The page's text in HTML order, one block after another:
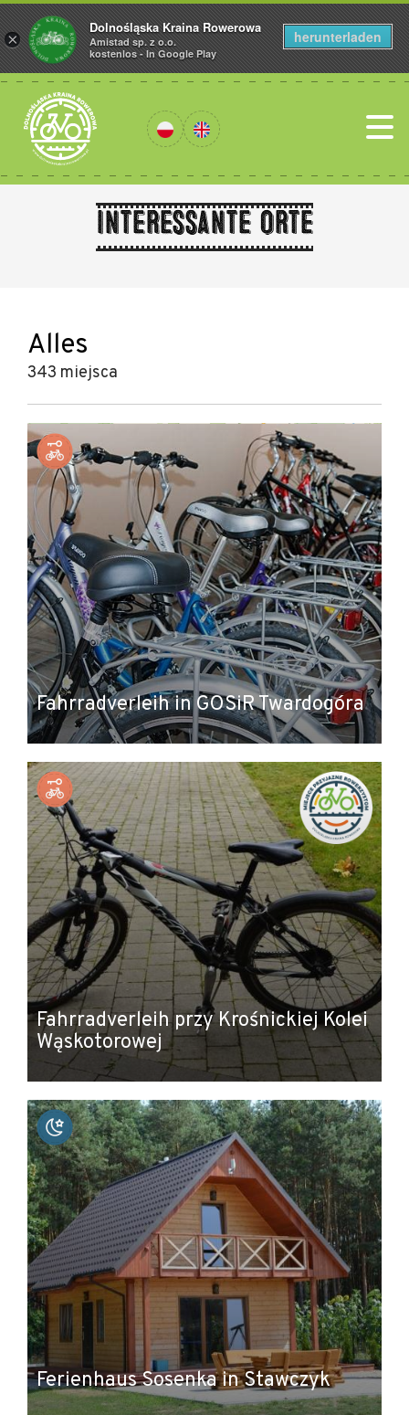
Interessante Orte
Alles
343 miejsca
+
−
Leaflet © Amistad © OpenStreetMap contributors
Fahrradverleih in GOSiR Twardogóra
Fahrradverleih przy Krośnickiej Kolei
Wąskotorowej
Ferienhaus Sosenka in Stawczyk
×
Dolnośląska Kraina Rowerowa
Amistad sp. z o.o.
kostenlos - In Google Play
herunterladen